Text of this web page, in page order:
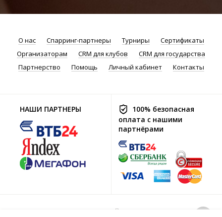
О нас Спарринг-партнеры Турниры
Сертификаты
Организаторам
CRM для клубов
CRM для государства
Партнерство
Помощь Личный кабинет Контакты
НАШИ ПАРТНЕРЫ
100% безопасная
оплата с нашими
партнёрами
Политика хранения